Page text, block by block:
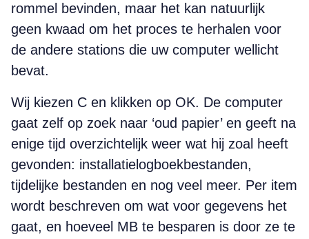
rommel bevinden, maar het kan natuurlijk
geen kwaad om het proces te herhalen voor
de andere stations die uw computer wellicht
bevat.
Wij kiezen C en klikken op OK. De computer
gaat zelf op zoek naar ‘oud papier’ en geeft na
enige tijd overzichtelijk weer wat hij zoal heeft
gevonden: installatie­log­boekbestanden,
tijdelijke bestanden en nog veel meer. Per item
wordt beschreven om wat voor gegevens het
gaat, en hoeveel MB te besparen is door ze te